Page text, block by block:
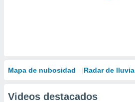
Mapa de nubosidad Radar de lluvia
Videos destacados